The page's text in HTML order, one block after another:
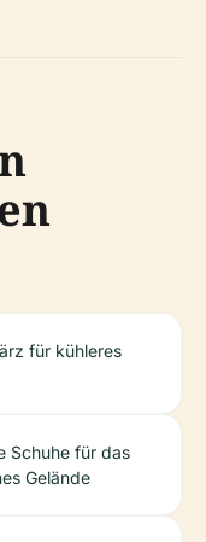
für kühleres
Schuhe für das
Gelände